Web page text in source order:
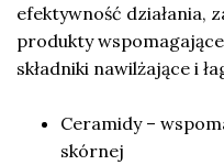
efektywność działania,
produkty
składniki nawilżające i
Ceramidy –
skórnej